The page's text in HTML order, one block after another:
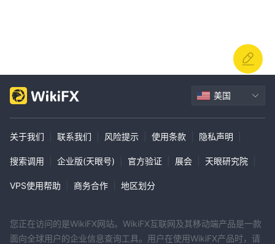
美国
关于我们 联系我们 风险提示 使用条款 隐私声明
搜索调用 企业版(天眼号) 官方验证 展会 天眼研究院
VPS使用帮助 商务合作 地区划分
您正在访问的是WikiFX网站。WikiFX互联网及其移动端产品是一款
面向全球用户的企业信息查询工具。用户在使用WikiFX产品时，请